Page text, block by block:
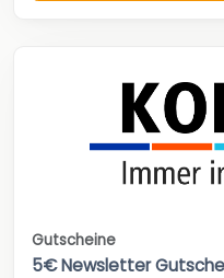
Gutscheine
5€ Newsletter